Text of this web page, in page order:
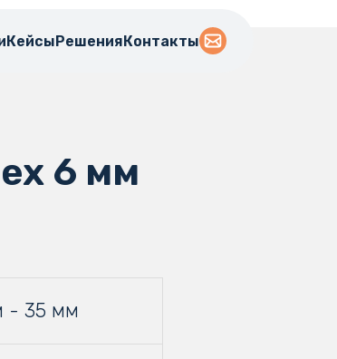
КейсыРешенияКонтакты
6 мм
- 35 мм